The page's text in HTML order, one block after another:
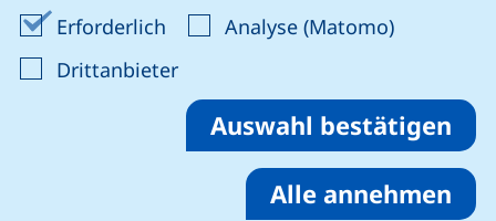
Erforderlich Erforderliche Cookies akzeptieren
Analyse (Matomo)Analyse-
Drittanbieter: Cookies von Drittanbieter
Auswahl bestätigen
Alle annehmen
Datenschutz
Erklärung zur Barrierefreiheit